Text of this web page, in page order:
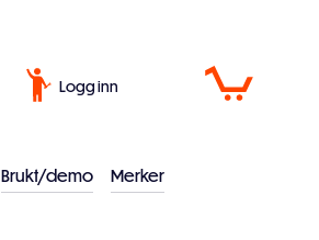
Logg inn
Brukt/demo Merker